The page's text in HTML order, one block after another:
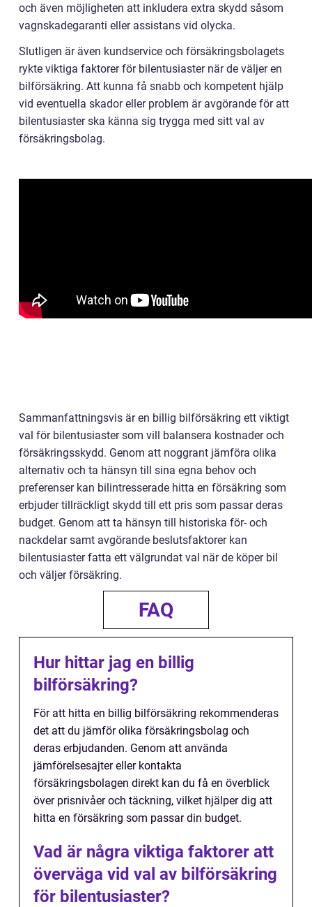
och även möjligheten att inkludera extra skydd såsom
vagnskadegaranti eller assistans vid olycka.
Slutligen är även kundservice och försäkringsbolagets
rykte viktiga faktorer för bilentusiaster när de väljer en
bilförsäkring. Att kunna få snabb och kompetent hjälp
vid eventuella skador eller problem är avgörande för att
bilentusiaster ska känna sig trygga med sitt val av
försäkringsbolag.
Sammanfattningsvis är en billig bilförsäkring ett viktigt
val för bilentusiaster som vill balansera kostnader och
försäkringsskydd. Genom att noggrant jämföra olika
alternativ och ta hänsyn till sina egna behov och
preferenser kan bilintresserade hitta en försäkring som
erbjuder tillräckligt skydd till ett pris som passar deras
budget. Genom att ta hänsyn till historiska för- och
nackdelar samt avgörande beslutsfaktorer kan
bilentusiaster fatta ett välgrundat val när de köper bil
och väljer försäkring.
FAQ
Hur hittar jag en billig
bilförsäkring?
För att hitta en billig bilförsäkring rekommenderas
det att du jämför olika försäkringsbolag och
deras erbjudanden. Genom att använda
jämförelsesajter eller kontakta
försäkringsbolagen direkt kan du få en överblick
över prisnivåer och täckning, vilket hjälper dig att
hitta en försäkring som passar din budget.
Vad är några viktiga faktorer att
överväga vid val av bilförsäkring
för bilentusiaster?